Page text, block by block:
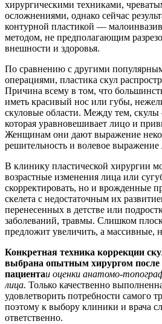
хирургическими техниками,
осложнениями, однако сейчас
контурной пластикой —
методом, не предполагающим
внешности и здоровья.
По сравнению с другими
операциями, пластика скул
Причина всему в том, что
иметь красивый нос или губы,
скуловые области. Между тем,
которая уравновешивает лицо и
Женщинам они дают выражение
решительность и волевое выражение
В клинику пластической хирургии
возрастные изменения лица или
скорректировать, но и врожденные
скелета с недостаточным их
перенесенных в детстве или
заболеваний, травмы. Слишком
предложит увеличить, а массивные,
Конкретная техника коррекции
выбрана опытным хирургом после
пациентаи оценки анатомо-
лица. Только качественно
удовлетворить потребности самого
поэтому к выбору клиники и врача
ответственно.